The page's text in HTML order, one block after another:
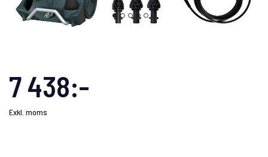
7 438:-
Exkl. moms